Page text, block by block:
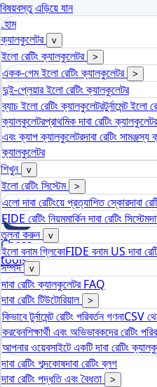
বিষয়বস্তু এড়িয়ে যান
Chess
tools
এলো দাবা রেটিং ক্যালকুলেটর
হোম
ক্যালকুলেটর
v
ইলো রেটিং ক্যালকুলেটর >
একক-গেম ইলো রেটিং ক্যালকুলেটর >
দুই-প্লেয়ার ইলো রেটিং ক্যালকুলেটর
ব্যাচ ইলো রেটিং ক্যালকুলেটরটুর্নামেন্ট ইলো
ক্যালকুলেটরপ্রাথমিক দাবা রেটিং ক্যালকুলেটর
এবং ক্যাপ ক্যালকুলেটরদাবা রেটিং
ক্যালকুলেটর
শিখুন
v
ইলো রেটিং সিস্টেম >
এলো দাবা রেটিংয়ে প্রত্যাশিত স্কোরদাবা
FIDE রেটিং নিয়মমার্কিন দাবা রেটিং সিস্টেম
তুলনা করুন
v
ইলো বনাম গ্লিকোFIDE বনাম US দাবা
সম্পদ v
দাবা রেটিং ক্যালকুলেটর FAQ
দাবা রেটিং টিউটোরিয়াল
>
কিভাবে টুর্নামেন্ট রেটিং পরিবর্তন গণনাCSV
করবেনশিক্ষার্থী এবং অভিভাবকদের রেটিং
আপনার ওয়েবসাইটে একটি দাবা রেটিং
দাবা রেটিং শব্দকোষদাবা রেটিং ব্লগ
দাবা রেটিং পদ্ধতি এবং বৈধতা
>